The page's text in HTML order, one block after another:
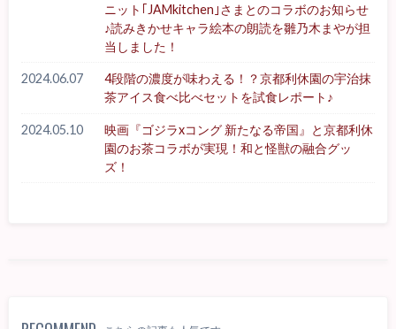
ニット｢JAMkitchen｣さまとのコラボのお知らせ
♪読みきかせキャラ絵本の朗読を雛乃木まやが担
当しました！
2024.06.07
4段階の濃度が味わえる！？京都利休園の宇治抹
茶アイス食べ比べセットを試食レポート♪
2024.05.10
映画『ゴジラxコング 新たなる帝国』と京都利休
園のお茶コラボが実現！和と怪獣の融合グッ
ズ！